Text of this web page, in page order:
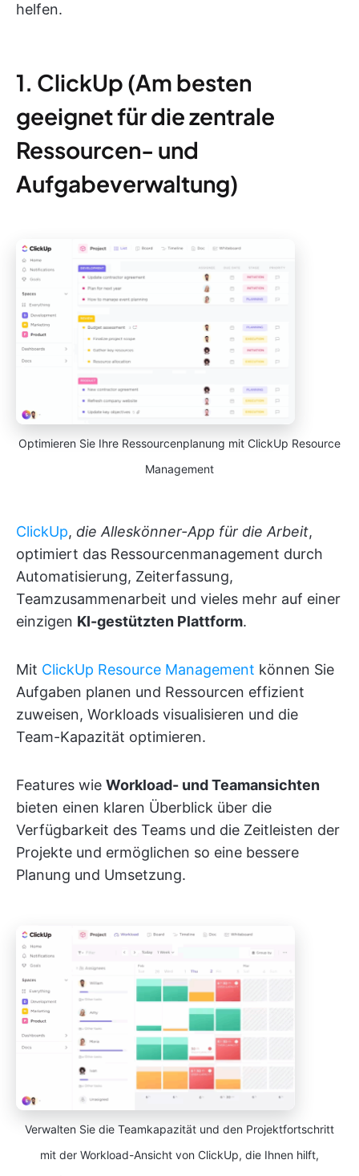
helfen.
1. ClickUp (Am besten
geeignet für die zentrale
Ressourcen- und
Aufgabeverwaltung)
Optimieren Sie Ihre Ressourcenplanung mit ClickUp Resource
Management
ClickUp, die Alleskönner-App für die Arbeit,
optimiert das Ressourcenmanagement durch
Automatisierung, Zeiterfassung,
Teamzusammenarbeit und vieles mehr auf einer
einzigen KI-gestützten Plattform.
Mit ClickUp Resource Management können Sie
Aufgaben planen und Ressourcen effizient
zuweisen, Workloads visualisieren und die
Team-Kapazität optimieren.
Features wie Workload- und Teamansichten
bieten einen klaren Überblick über die
Verfügbarkeit des Teams und die Zeitleisten der
Projekte und ermöglichen so eine bessere
Planung und Umsetzung.
Verwalten Sie die Teamkapazität und den Projektfortschritt
mit der Workload-Ansicht von ClickUp, die Ihnen hilft,